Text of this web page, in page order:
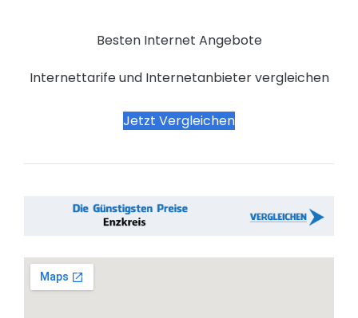
Besten Internet Angebote
Internettarife und Internetanbieter vergleichen
Jetzt Vergleichen